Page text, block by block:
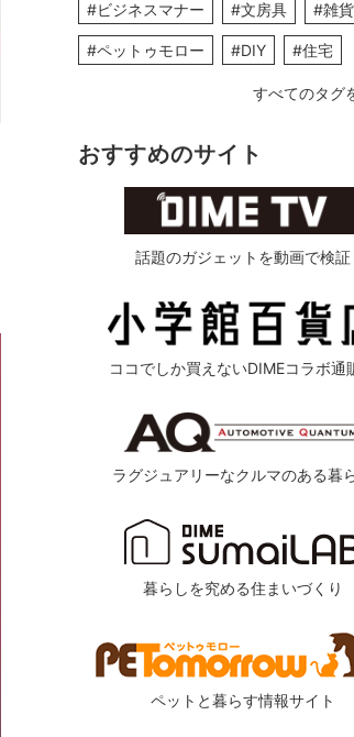
#ビジネスマナー #文房具 #雑貨
#ペットゥモロー #DIY #住宅
すべてのタグ
おすすめのサイト
話題のガジェットを動画で検証
ココでしか買えないDIMEコラボ通
ラグジュアリーなクルマのある暮
暮らしを究める住まいづくり
ペットと暮らす情報サイト